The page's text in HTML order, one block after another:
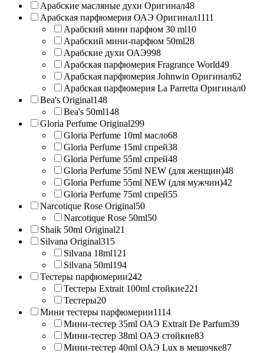
Арабские масляные духи Оригинал48
Арабская парфюмерия ОАЭ Оригинал1111
Арабский мини парфюм 30 ml10
Арабский мини-парфюм 50ml28
Арабские духи ОАЭ998
Арабская парфюмерия Fragrance World49
Арабская парфюмерия Johnwin Оригинал62
Арабская парфюмерия La Parretta Оригинал0
Bea's Original148
Bea's 50ml148
Gloria Perfume Original299
Gloria Perfume 10ml масло68
Gloria Perfume 15ml спрей38
Gloria Perfume 55ml спрей48
Gloria Perfume 55ml NEW (для женщин)48
Gloria Perfume 55ml NEW (для мужчин)42
Gloria Perfume 75ml спрей55
Narcotique Rose Original50
Narcotique Rose 50ml50
Shaik 50ml Original21
Silvana Original315
Silvana 18ml121
Silvana 50ml194
Тестеры парфюмерии242
Тестеры Extrait 100ml стойкие221
Тестеры20
Мини тестеры парфюмерии1114
Мини-тестер 35ml ОАЭ Extrait De Parfum39
Мини-тестер 38ml ОАЭ стойкие83
Мини-тестер 40ml ОАЭ Lux в мешочке87